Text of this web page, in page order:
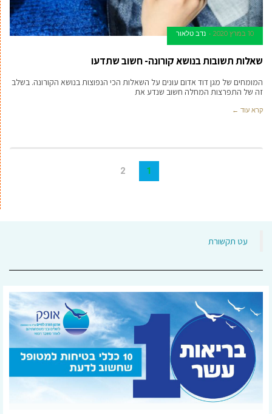
10 במרץ 2020 נדב טלאור
שאלות תשובות בנושא קורונה- חשוב שתדעו
המומחים של מגן דוד אדום עונים על השאלות הכי הנפוצות בנושא הקורונה. בשלב
זה של התפרצות המחלה חשוב שנדע את
קרא עוד ←
1
2
‏עט תקשורת‏